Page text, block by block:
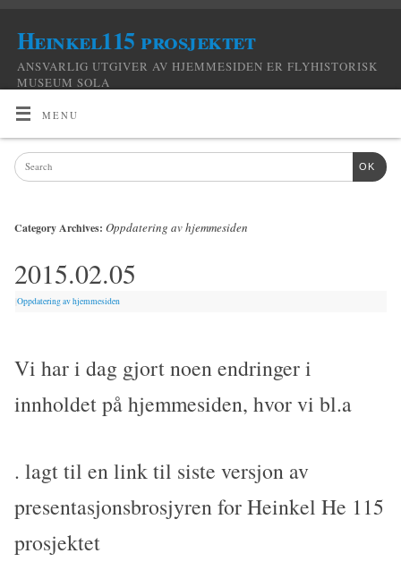
Heinkel115 prosjektet
ANSVARLIG UTGIVER AV HJEMMESIDEN ER FLYHISTORISK
MUSEUM SOLA
MENU
OK
Category Archives:Oppdatering av hjemmesiden
2015.02.05
|Oppdatering av hjemmesiden
Vi har i dag gjort noen endringer i
innholdet på hjemmesiden, hvor vi bl.a
. lagt til en link til siste versjon av
presentasjonsbrosjyren for Heinkel He 115
prosjektet